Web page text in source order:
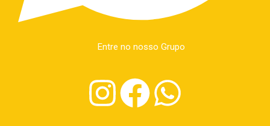
Entre no nosso Grupo